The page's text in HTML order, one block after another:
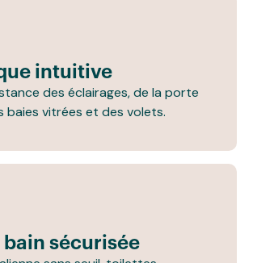
intuitive
des éclairages, de la porte
baies vitrées et des volets.
bain sécurisée